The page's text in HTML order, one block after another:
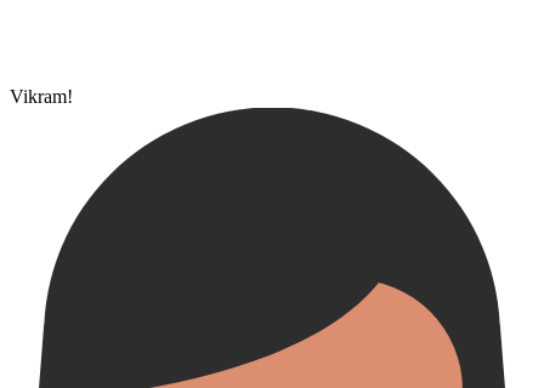
Vikram!